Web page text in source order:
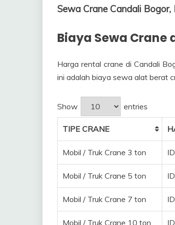
Sewa Crane Candali
Biaya Sewa Crane
Harga rental crane di Candali
ini adalah biaya sewa alat berat
Show entries
TIPE CRANE
Mobil / Truk Crane 3 ton
Mobil / Truk Crane 5 ton
Mobil / Truk Crane 7 ton
Mobil / Truk Crane 10 ton